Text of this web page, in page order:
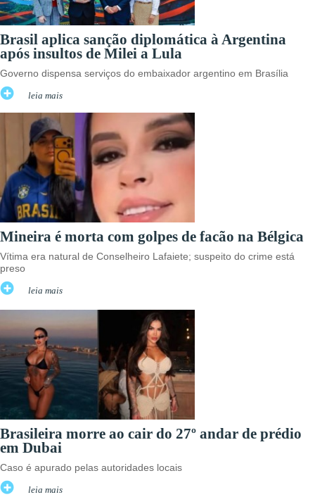
Brasil aplica sanção diplomática à Argentina
após insultos de Milei a Lula
Governo dispensa serviços do embaixador argentino em Brasília
leia mais
Mineira é morta com golpes de facão na Bélgica
Vítima era natural de Conselheiro Lafaiete; suspeito do crime está
preso
leia mais
Brasileira morre ao cair do 27º andar de prédio
em Dubai
Caso é apurado pelas autoridades locais
leia mais